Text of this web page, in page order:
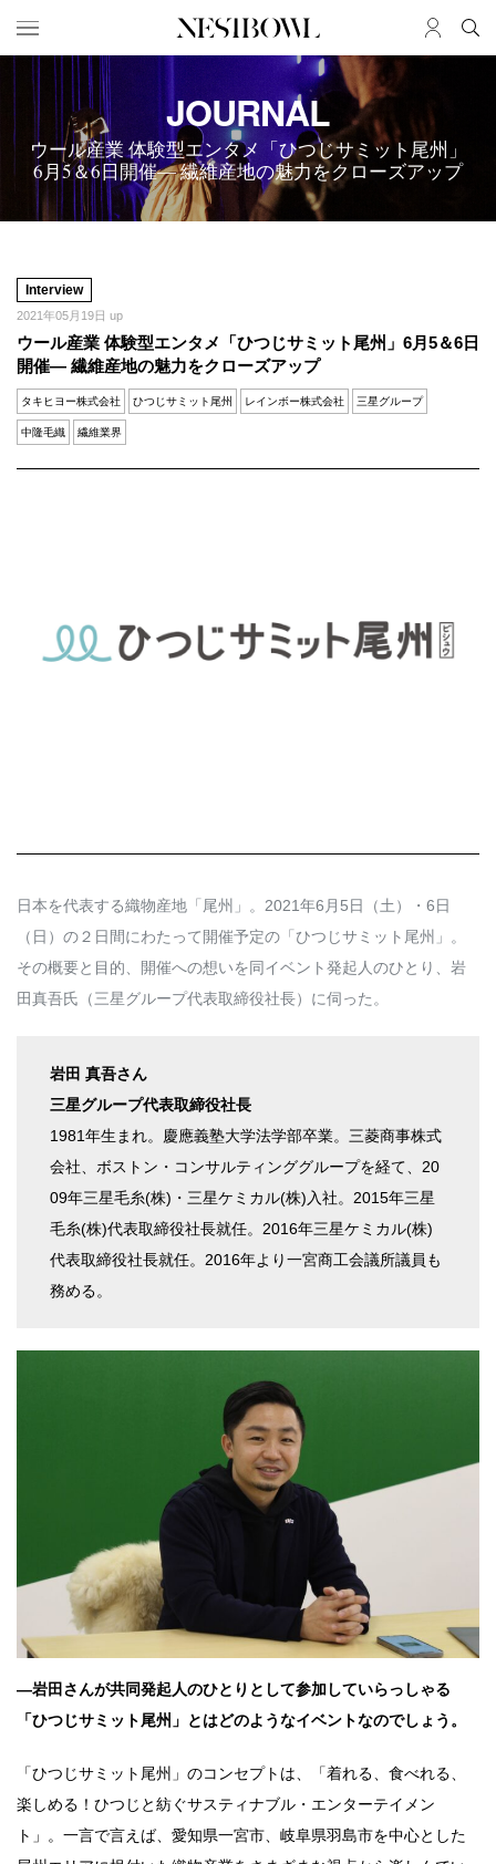
HOME JOB
求人検索
新着求人
ブランド一覧
インタビュー
エデュケーション
ニュース＆イベント
データ
コラボ実績案内
SERVICE
初めての方へ
ログイン
JOURNAL
ウール産業 体験型エンタメ「ひつじサミット尾州」
6月5＆6日開催― 繊維産地の魅力をクローズアップ
Interview
2021年05月19日 up
ウール産業 体験型エンタメ「ひつじサミット尾州」6月5＆6日
開催― 繊維産地の魅力をクローズアップ
タキヒヨー株式会社 ひつじサミット尾州 レインボー株式会社 三星グループ
中隆毛織 繊維業界
日本を代表する織物産地「尾州」。2021年6月5日（土）・6日
（日）の２日間にわたって開催予定の「ひつじサミット尾州」。
その概要と目的、開催への想いを同イベント発起人のひとり、岩
田真吾氏（三星グループ代表取締役社長）に伺った。
岩田 真吾さん
三星グループ代表取締役社長
1981年生まれ。慶應義塾大学法学部卒業。三菱商事株式
会社、ボストン・コンサルティンググループを経て、20
09年三星毛糸(株)・三星ケミカル(株)入社。2015年三星
毛糸(株)代表取締役社長就任。2016年三星ケミカル(株)
代表取締役社長就任。2016年より一宮商工会議所議員も
務める。
―岩田さんが共同発起人のひとりとして参加していらっしゃる
「ひつじサミット尾州」とはどのようなイベントなのでしょう。
「ひつじサミット尾州」のコンセプトは、「着れる、食べれる、
楽しめる！ひつじと紡ぐサスティナブル・エンターテイメン
ト」。一言で言えば、愛知県一宮市、岐阜県羽島市を中心とした